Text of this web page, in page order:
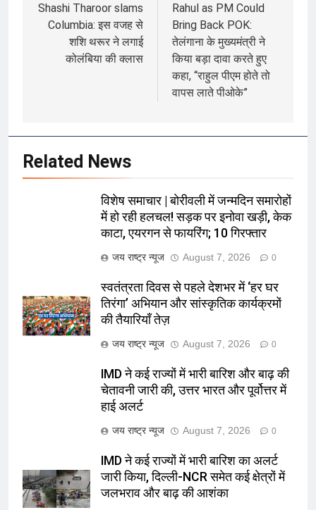
navigation
Shashi Tharoor slams
Columbia: इस वजह से
शशि थरूर ने लगाई
कोलंबिया की क्लास
Rahul as PM Could
Bring Back POK:
तेलंगाना के मुख्यमंत्री ने
किया बड़ा दावा करते हुए
कहा, “राहुल पीएम होते तो
वापस लाते पीओके”
Related News
विशेष समाचार | बोरीवली में जन्मदिन समारोहों
में हो रही हलचल! सड़क पर इनोवा खड़ी, केक
काटा, एयरगन से फायरिंग; 10 गिरफ्तार
जय राष्ट्र न्यूज August 7, 2026 0
स्वतंत्रता दिवस से पहले देशभर में ‘हर घर
तिरंगा’ अभियान और सांस्कृतिक कार्यक्रमों
की तैयारियाँ तेज़
जय राष्ट्र न्यूज August 7, 2026 0
IMD ने कई राज्यों में भारी बारिश और बाढ़ की
चेतावनी जारी की, उत्तर भारत और पूर्वोत्तर में
हाई अलर्ट
जय राष्ट्र न्यूज August 7, 2026 0
IMD ने कई राज्यों में भारी बारिश का अलर्ट
जारी किया, दिल्ली-NCR समेत कई क्षेत्रों में
जलभराव और बाढ़ की आशंका